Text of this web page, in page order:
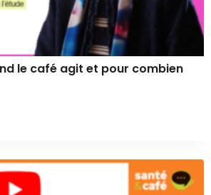
le café agit et pour combien